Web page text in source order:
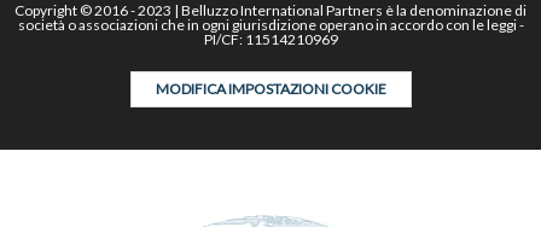
Copyright © 2016 - 2023 | Belluzzo International Partners è la denominazione di
società o associazioni che in ogni giurisdizione operano in accordo con le leggi -
PI/CF: 11514210969
MODIFICA IMPOSTAZIONI COOKIE